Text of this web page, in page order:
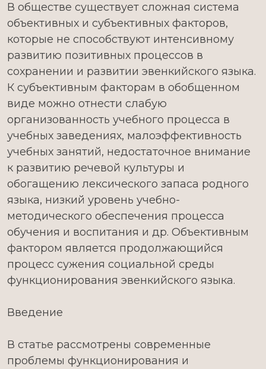
В обществе существует сложная система
объективных и субъективных факторов,
которые не способствуют интенсивному
развитию позитивных процессов в
сохранении и развитии эвенкийского языка.
К субъективным факторам в обобщенном
виде можно отнести слабую
организованность учебного процесса в
учебных заведениях, малоэффективность
учебных занятий, недостаточное внимание
к развитию речевой культуры и
обогащению лексического запаса родного
языка, низкий уровень учебно-
методического обеспечения процесса
обучения и воспитания и др. Объективным
фактором является продолжающийся
процесс сужения социальной среды
функционирования эвенкийского языка.
Введение
В статье рассмотрены современные
проблемы функционирования и